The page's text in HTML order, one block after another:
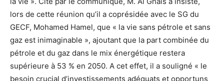
lors de cette réunion qu’il a coprésidée avec le SG du
GECF, Mohamed Hamel, que « la vie sans pétrole et sans
gaz est inimaginable », ajoutant que la part combinée du
pétrole et du gaz dans le mix énergétique restera
supérieure à 53 % en 2050. A cet effet, il a souligné « le
besoin crucial d’investissements adéquats et opportuns